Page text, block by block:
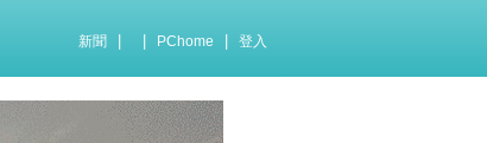
新聞 PChome 登入